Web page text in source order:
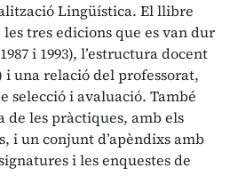
Lingüística. El llibre
tres edicions que es van dur
i 1993), l’estructura docent
i una relació del professorat,
selecció i avaluació. També
de les pràctiques, amb els
i un conjunt d’apèndixs amb
i les enquestes de